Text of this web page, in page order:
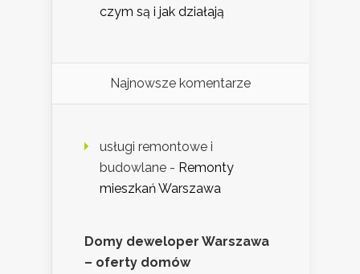
czym są i jak działają
Najnowsze komentarze
usługi remontowe i
budowlane - Remonty
mieszkań Warszawa
Domy deweloper Warszawa
– oferty domów